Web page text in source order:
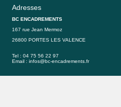
Adresses
BC ENCADREMENTS
167 rue Jean Mermoz
26800 PORTES LES VALENCE
Tel : 04 75 56 22 97
Email : infos@bc-encadrements.fr